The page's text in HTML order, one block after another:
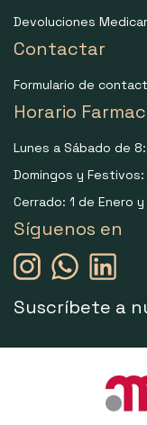
Devoluciones
Contactar
Formulario de
Horario
Lunes a Sábado de
Domingos y
Cerrado: 1 de Enero
Síguenos en
Suscríbete a